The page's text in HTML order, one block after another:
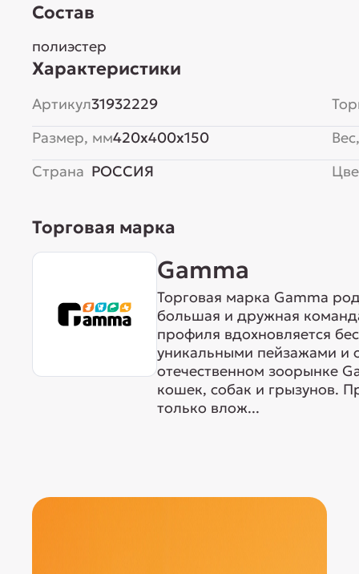
Состав
полиэстер
Характеристики
Артикул31932229
Размер, мм420x400x150
Страна РОССИЯ
Торговая марка
Gamma
Торговая марка Gamma
большая и дружная
профиля вдохновляется
уникальными пейзажами и
отечественном зоорынке
кошек, собак и грызунов.
только влож...